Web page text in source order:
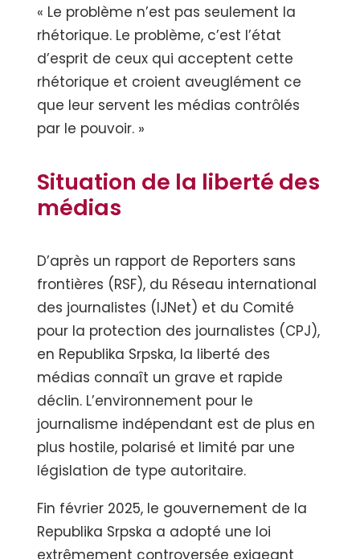
« Le problème n’est pas seulement la
rhétorique. Le problème, c’est l’état
d’esprit de ceux qui acceptent cette
rhétorique et croient aveuglément ce
que leur servent les médias contrôlés
par le pouvoir. »
Situation de la liberté des
médias
D’après un rapport de Reporters sans
frontières (RSF), du Réseau international
des journalistes (IJNet) et du Comité
pour la protection des journalistes (CPJ),
en Republika Srpska, la liberté des
médias connaît un grave et rapide
déclin. L’environnement pour le
journalisme indépendant est de plus en
plus hostile, polarisé et limité par une
législation de type autoritaire.
Fin février 2025, le gouvernement de la
Republika Srpska a adopté une loi
extrêmement controversée exigeant